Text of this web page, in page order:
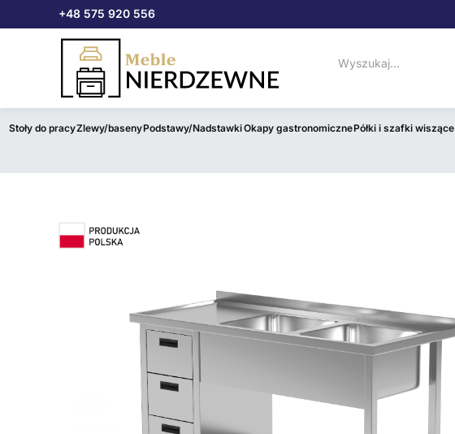
+48 575 920 556
Stoły do pracyZlewy/basenyPodstawy/NadstawkiOkapy gastronomicznePółki i szafki wiszące